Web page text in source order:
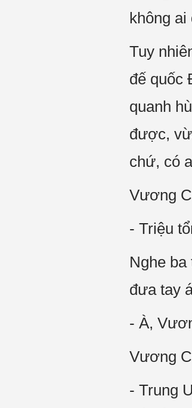
không ai
Tuy
đế quốc
quanh
được,
chứ, có
Vương
- Triệu
Nghe
đưa tay
- À,
Vương
- Trung